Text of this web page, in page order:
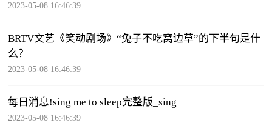
2023-05-08 16:46:39
BRTV文艺《笑动剧场》“兔子不吃窝边草”的下半句是什
么？
2023-05-08 16:46:39
每日消息!sing me to sleep完整版_sing
2023-05-08 16:46:39